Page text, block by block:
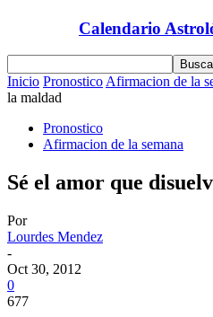
Calendario
Inicio Pronostico Afirmacion de la
la maldad
Pronostico
Afirmacion de la semana
Sé el amor que
Por
Lourdes Mendez
-
Oct 30, 2012
0
677